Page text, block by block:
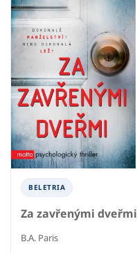
BELETRIA
Za zavřenými dveřmi
B.A. Paris